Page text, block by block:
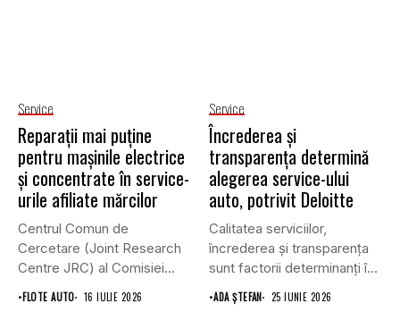
Service
Reparații mai puține
pentru mașinile electrice
și concentrate în service-
urile afiliate mărcilor
Centrul Comun de
Cercetare (Joint Research
Centre JRC) al Comisiei
Europene susține...
•FLOTE AUTO 16 IULIE 2026
Service
Încrederea și
transparența determină
alegerea service-ului
auto, potrivit Deloitte
Calitatea serviciilor,
încrederea și transparența
sunt factorii determinanți în
alegerea service-ului auto,...
•ADA ȘTEFAN 25 IUNIE 2026